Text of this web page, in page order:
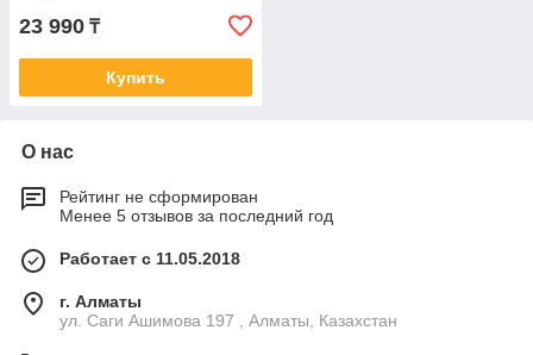
23 990 ₸
Купить
О нас
Рейтинг не сформирован
Менее 5 отзывов за последний год
Работает с 11.05.2018
г. Алматы
ул. Саги Ашимова 197 , Алматы, Казахстан